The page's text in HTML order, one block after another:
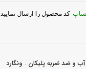
کد محصول را ارسال نمایید
و ضد ضربه پلیکان . ونگارد